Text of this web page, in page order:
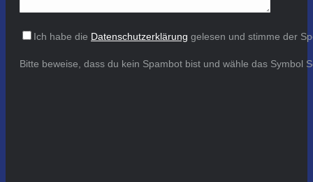
Ich habe die Datenschutzerklärung gelesen und stimme der
Bitte beweise, dass du kein Spambot bist und wähle das Symbol